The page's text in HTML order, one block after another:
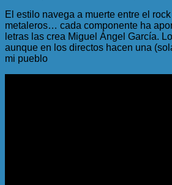
El estilo navega a muerte entre el
metaleros… cada componente ha
letras las crea Miguel Ángel García.
aunque en los directos hacen una
mi pueblo